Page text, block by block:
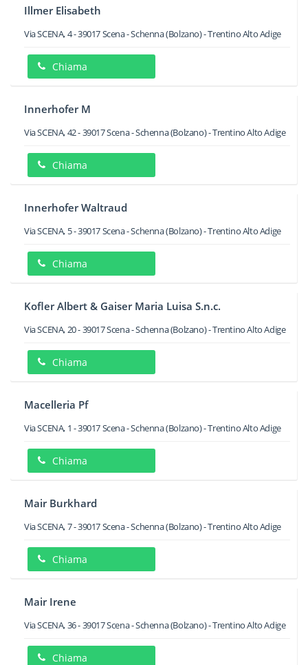
Illmer Elisabeth
Via SCENA, 4-39017Scena - Schenna(Bolzano) -Trentino Alto Adige
Chiama
Innerhofer M
Via SCENA, 42-39017Scena - Schenna(Bolzano) -Trentino Alto Adige
Chiama
Innerhofer Waltraud
Via SCENA, 5-39017Scena - Schenna(Bolzano) -Trentino Alto Adige
Chiama
Kofler Albert & Gaiser Maria Luisa S.n.c.
Via SCENA, 20-39017Scena - Schenna(Bolzano) -Trentino Alto Adige
Chiama
Macelleria Pf
Via SCENA, 1 -39017Scena - Schenna(Bolzano) -Trentino Alto Adige
Chiama
Mair Burkhard
Via SCENA, 7-39017Scena - Schenna(Bolzano) -Trentino Alto Adige
Chiama
Mair Irene
Via SCENA, 36-39017Scena - Schenna(Bolzano) -Trentino Alto Adige
Chiama